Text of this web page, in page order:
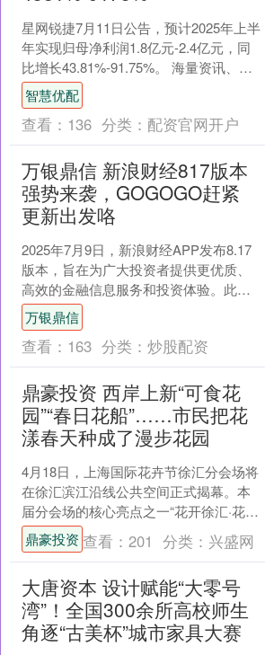
星网锐捷7月11日公告，预计2025年上半
年实现归母净利润1.8亿元-2.4亿元，同
比增长43.81%-91.75%。 海量资讯、精
准解读，尽在新浪财经APP....
智慧优配
查看： 136 分类： 配资官网开户
万银鼎信 新浪财经817版本
强势来袭，GOGOGO赶紧
更新出发咯
2025年7月9日，新浪财经APP发布8.17
版本，旨在为广大投资者提供更优质、
高效的金融信息服务和投资体验。此次
更新主要有：（1）港股首页升级，聚焦
港股热点，....
万银鼎信
查看： 163 分类： 炒股配资
鼎豪投资 西岸上新“可食花
园”“春日花船”……市民把花
漾春天种成了漫步花园
4月18日，上海国际花卉节徐汇分会场将
在徐汇滨江沿线公共空间正式揭幕。本
届分会场的核心亮点之一“花开徐汇·花园
生活共创行动”颠覆了传统园艺展览模
式，其即将呈现的....
鼎豪投资 查看： 201 分类： 兴盛网
大唐资本 设计赋能“大零号
湾”！全国300余所高校师生
角逐“古美杯”城市家具大赛